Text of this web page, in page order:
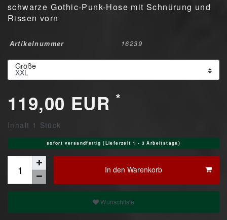
schwarze Gothic-Punk-Hose mit Schnürung und
Rissen vorn
Artikelnummer 16239
Größe
119,00 EUR*
Inhalt 1 Stück
sofort versandfertig (Lieferzeit 1 - 3 Arbeitstage)
In den Warenkorb
Wunschliste